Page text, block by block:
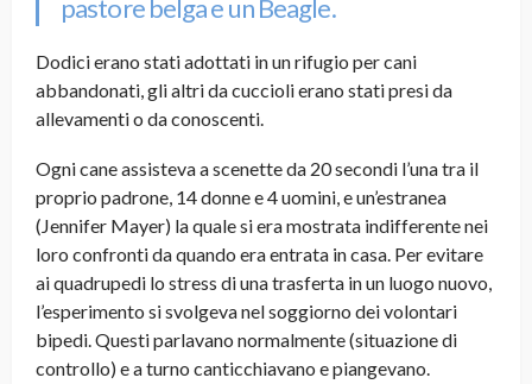
pastore belga e un Beagle.
Dodici erano stati adottati in un rifugio per cani
abbandonati, gli altri da cuccioli erano stati presi da
allevamenti o da conoscenti.
Ogni cane assisteva a scenette da 20 secondi l’una tra il
proprio padrone, 14 donne e 4 uomini, e un’estranea
(Jennifer Mayer) la quale si era mostrata indifferente nei
loro confronti da quando era entrata in casa. Per evitare
ai quadrupedi lo stress di una trasferta in un luogo nuovo,
l’esperimento si svolgeva nel soggiorno dei volontari
bipedi. Questi parlavano normalmente (situazione di
controllo) e a turno canticchiavano e piangevano.